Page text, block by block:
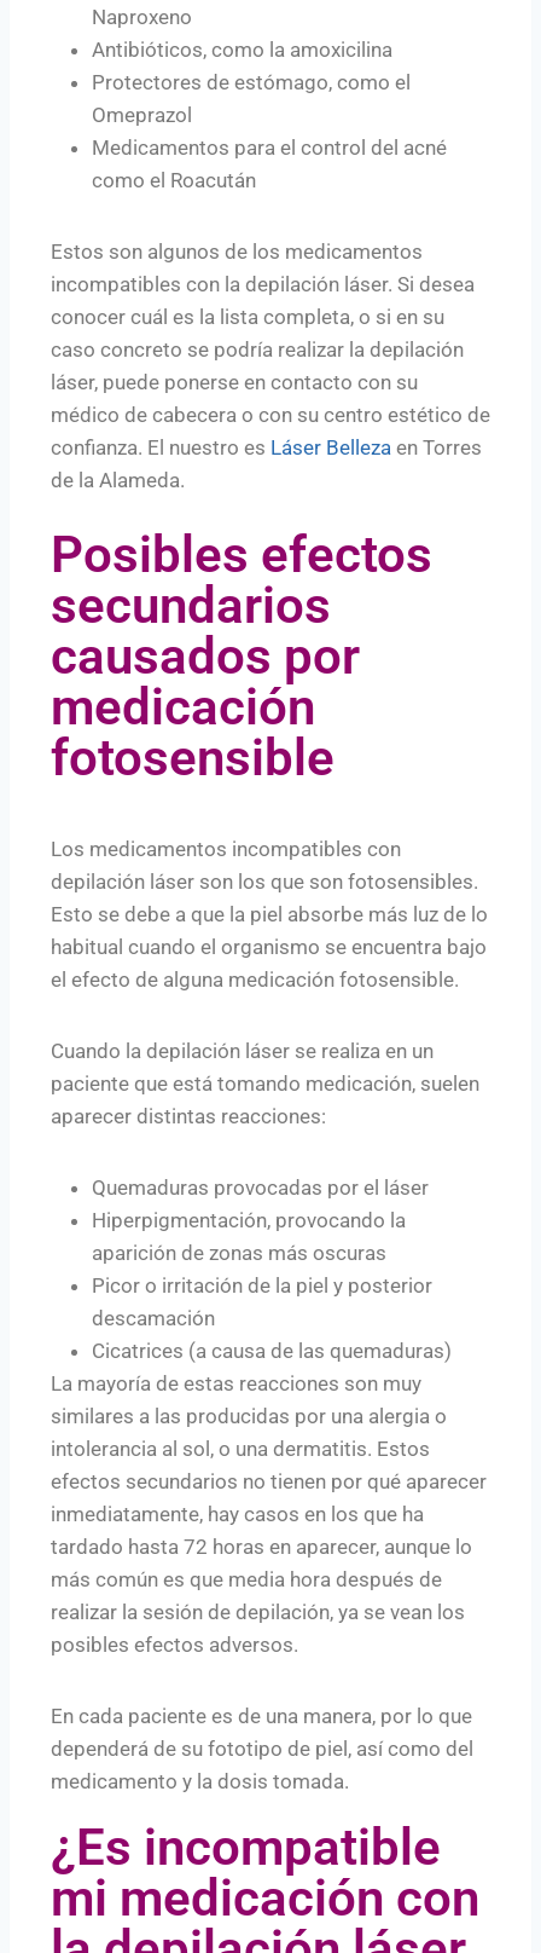
Naproxeno
Antibióticos, como la amoxicilina
Protectores de estómago, como el
Omeprazol
Medicamentos para el control del acné
como el Roacután
Estos son algunos de los medicamentos
incompatibles con la depilación láser. Si desea
conocer cuál es la lista completa, o si en su
caso concreto se podría realizar la depilación
láser, puede ponerse en contacto con su
médico de cabecera o con su centro estético de
confianza. El nuestro es Láser Belleza en Torres
de la Alameda.
Posibles efectos
secundarios
causados por
medicación
fotosensible
Los medicamentos incompatibles con
depilación láser son los que son fotosensibles.
Esto se debe a que la piel absorbe más luz de lo
habitual cuando el organismo se encuentra bajo
el efecto de alguna medicación fotosensible.
Cuando la depilación láser se realiza en un
paciente que está tomando medicación, suelen
aparecer distintas reacciones:
Quemaduras provocadas por el láser
Hiperpigmentación, provocando la
aparición de zonas más oscuras
Picor o irritación de la piel y posterior
descamación
Cicatrices (a causa de las quemaduras)
La mayoría de estas reacciones son muy
similares a las producidas por una alergia o
intolerancia al sol, o una dermatitis. Estos
efectos secundarios no tienen por qué aparecer
inmediatamente, hay casos en los que ha
tardado hasta 72 horas en aparecer, aunque lo
más común es que media hora después de
realizar la sesión de depilación, ya se vean los
posibles efectos adversos.
En cada paciente es de una manera, por lo que
dependerá de su fototipo de piel, así como del
medicamento y la dosis tomada.
¿Es incompatible
mi medicación con